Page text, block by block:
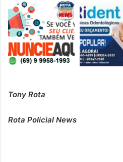
Tony Rota
Rota Policial News